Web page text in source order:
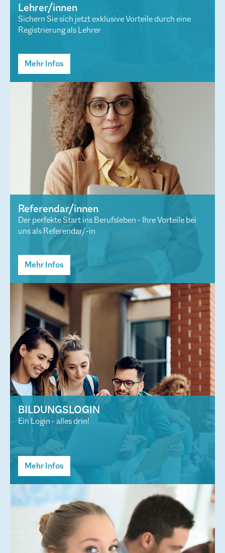
Lehrer/innen
Sichern Sie sich jetzt exklusive Vorteile durch eine
Registrierung als Lehrer
Mehr Infos
Referendar/innen
Der perfekte Start ins Berufsleben - Ihre Vorteile bei
uns als Referendar/-in
Mehr Infos
BILDUNGSLOGIN
Ein Login - alles drin!
Mehr Infos